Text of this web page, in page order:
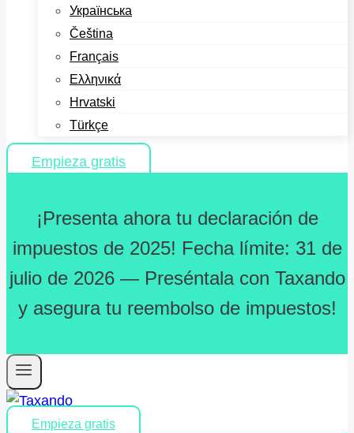
Українська
Čeština
Français
Ελληνικά
Hrvatski
Türkçe
Empieza gratis
¡Presenta ahora tu declaración de
impuestos de 2025! Fecha límite: 31 de
julio de 2026 — Preséntala con Taxando
y asegura tu reembolso de impuestos!
Empieza gratis